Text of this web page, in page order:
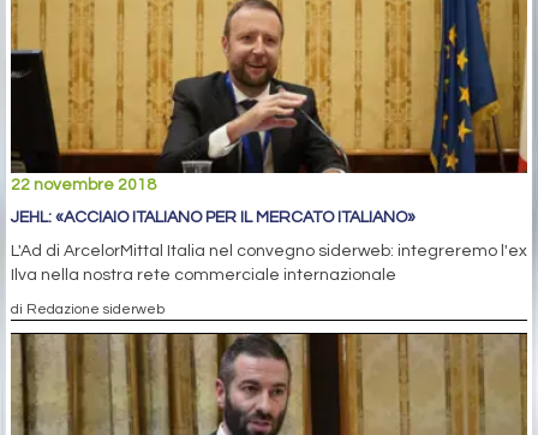
22 novembre 2018
JEHL: «ACCIAIO ITALIANO PER IL MERCATO ITALIANO»
L'Ad di ArcelorMittal Italia nel convegno siderweb: integreremo l'ex
Ilva nella nostra rete commerciale internazionale
di Redazione siderweb